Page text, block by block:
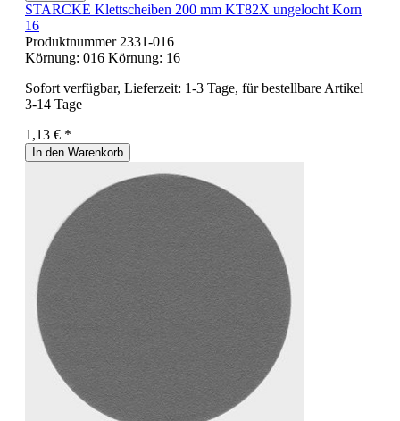
STARCKE Klettscheiben 200 mm KT82X ungelocht Korn
16
Produktnummer 2331-016
Körnung: 016 Körnung: 16
Sofort verfügbar, Lieferzeit: 1-3 Tage, für bestellbare Artikel
3-14 Tage
1,13 € *
In den Warenkorb